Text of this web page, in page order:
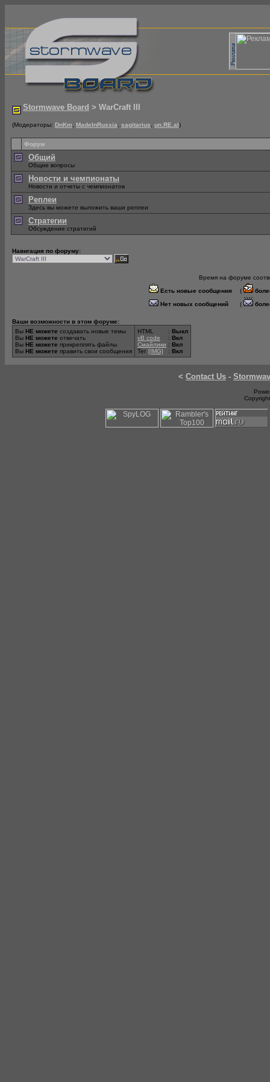
Stormwave Board > WarCraft III
(Модераторы: DnKm MadeInRussia sagitarius un.RE.al)
Форум
Общий
Общие вопросы
Новости и чемпионаты
Новости и отчеты с чемпионатов
Реплеи
Здесь вы можете выложить ваши реплеи
Стратегии
Обсуждение стратегий
Навигация по форуму:
Время на форуме
Есть новые сообщения
(
Нет новых сообщений
(
Ваши возможности в этом форуме:
Вы НЕ можете создавать новые темы
Вы НЕ можете отвечать
Вы НЕ можете прикреплять файлы
Вы НЕ можете править свои сообщения
HTML
vB code
Смайлики
Тег [IMG]
: Выкл
: Вкл
: Вкл
: Вкл
< Contact Us -